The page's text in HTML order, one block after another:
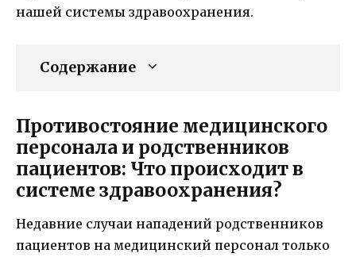
нашей системы здравоохранения.
Содержание
Противостояние медицинского
персонала и родственников
пациентов: Что происходит в
системе здравоохранения?
Недавние случаи нападений родственников
пациентов на медицинский персонал только